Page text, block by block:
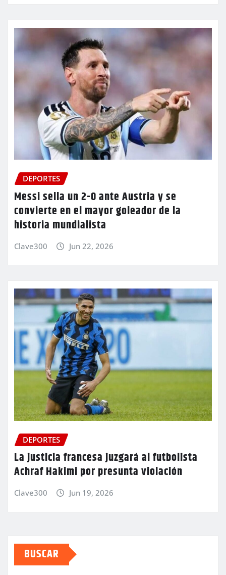
DEPORTES
Messi sella un 2-0 ante Austria y se
convierte en el mayor goleador de la
historia mundialista
Clave300 Jun 22, 2026
DEPORTES
La justicia francesa juzgará al futbolista
Achraf Hakimi por presunta violación
Clave300 Jun 19, 2026
BUSCAR